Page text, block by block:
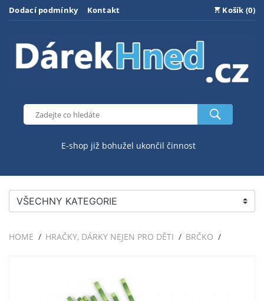
Dodací podmínky Kontakt Košík (0)
E-shop již bohužel ukončil činnost
VŠECHNY KATEGORIE
HOME HRAČKY, DÁRKY NEJEN PRO DĚTI BRČKO